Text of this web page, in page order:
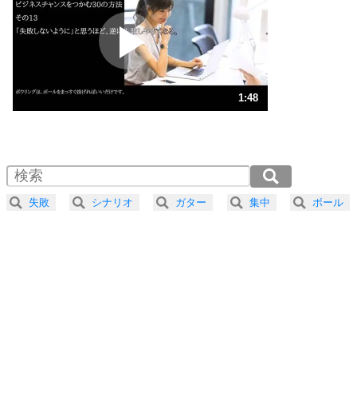
プラス思考
ポジティブになれない原因は、行動しないから。
ポジティブ思考になる30の方法
ストレス対策
人生、なんとかなるもの。
気楽に生きる30の方法
4 器の大きい人は、怒りを優しさで表現する。
1:48
2.0倍速 （212KB 54秒）
2.5倍速 （170KB 43秒）
3.0倍速 （142KB 36秒）
失敗 シナリオ ガター 集中 ボール